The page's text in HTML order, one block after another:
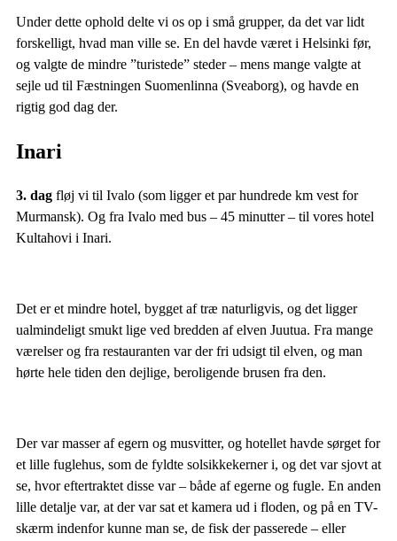
Under dette ophold delte vi os op i små grupper, da det var lidt
forskelligt, hvad man ville se. En del havde været i Helsinki før,
og valgte de mindre ”turistede” steder – mens mange valgte at
sejle ud til Fæstningen Suomenlinna (Sveaborg), og havde en
rigtig god dag der.
Inari
3. dag fløj vi til Ivalo (som ligger et par hundrede km vest for
Murmansk). Og fra Ivalo med bus – 45 minutter – til vores hotel
Kultahovi i Inari.
Det er et mindre hotel, bygget af træ naturligvis, og det ligger
ualmindeligt smukt lige ved bredden af elven Juutua. Fra mange
værelser og fra restauranten var der fri udsigt til elven, og man
hørte hele tiden den dejlige, beroligende brusen fra den.
Der var masser af egern og musvitter, og hotellet havde sørget for
et lille fuglehus, som de fyldte solsikkekerner i, og det var sjovt at
se, hvor eftertraktet disse var – både af egerne og fugle. En anden
lille detalje var, at der var sat et kamera ud i floden, og på en TV-
skærm indenfor kunne man se, de fisk der passerede – eller